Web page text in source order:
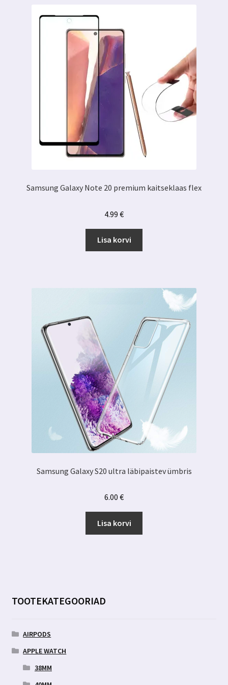
Samsung Galaxy Note 20 premium kaitseklaas flex
4.99 €
Lisa korvi
Samsung Galaxy S20 ultra läbipaistev ümbris
6.00 €
Lisa korvi
TOOTEKATEGOORIAD
AIRPODS
APPLE WATCH
38MM